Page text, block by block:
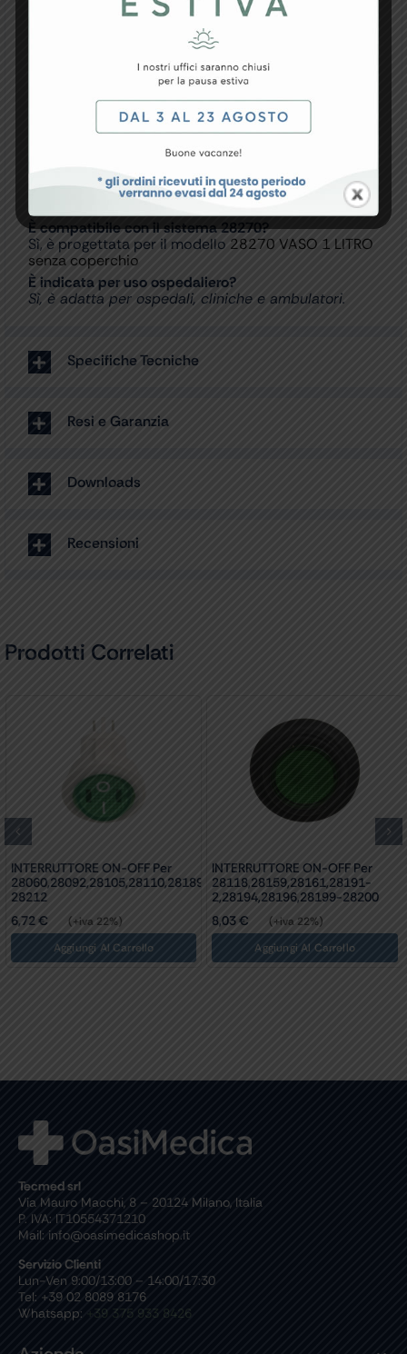
FAQ – Domande e Risposte
A cosa serve questa sacca monouso?
Serve per la raccolta dei liquidi nei sistemi di
aspirazione medicale.
La confezione include il coperchio?
Qual è la capacità del recipiente?
È compatibile con il sistema 28270?
Sì, è progettata per il modello 28270 VASO 1 LITRO
senza coperchio
È indicata per uso ospedaliero?
Sì, è adatta per ospedali, cliniche e ambulatori.
Specifiche Tecniche
Resi e Garanzia
Downloads
Recensioni
Prodotti Correlati
INTERRUTTORE ON-OFF Per
28060,28092,28105,28110,28189,28209-
28212
6,72€
(+iva 22%)
Aggiungi Al Carrello
INTERRUTTORE ON-OFF Per
28118,28159,28161,28191-
2,28194,28196,28199-28200
8,03€
(+iva 22%)
Aggiungi Al Carrello
Tecmed srl
Via Mauro Macchi, 8 – 20124 Milano, Italia
P. IVA: IT10554371210
Mail: info@oasimedicashop.it
Servizio Clienti
Lun-Ven 9:00/13:00 – 14:00/17:30
Tel: +39 02 8089 8176
Whatsapp:
+39 375 933 8426